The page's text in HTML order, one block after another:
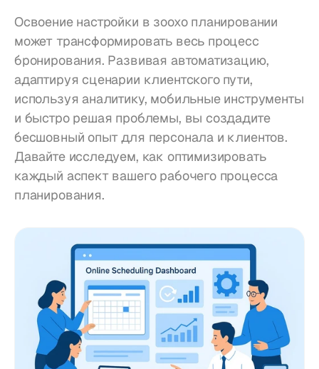
Освоение настройки в зоохо планировании
может трансформировать весь процесс
бронирования. Развивая автоматизацию,
адаптируя сценарии клиентского пути,
используя аналитику, мобильные инструменты
и быстро решая проблемы, вы создадите
бесшовный опыт для персонала и клиентов.
Давайте исследуем, как оптимизировать
каждый аспект вашего рабочего процесса
планирования.